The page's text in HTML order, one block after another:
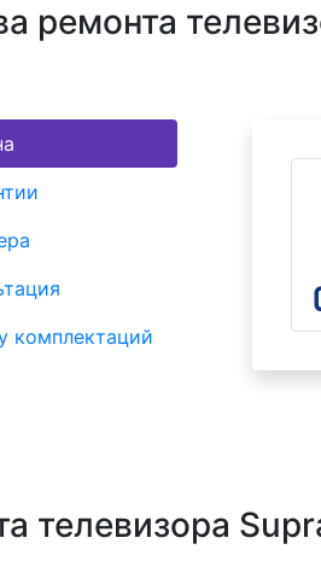
ремонта
комплектаций
телевизора